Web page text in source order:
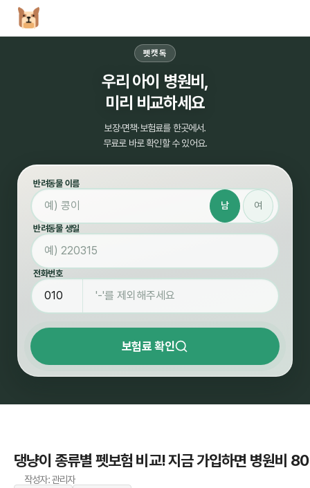
펫캣독
우리 아이 병원비,
미리 비교하세요
보장·면책·보험료를 한곳에서.
무료로 바로 확인할 수 있어요.
반려동물 이름
남 여
반려동물 생일
전화번호
보험료 확인
댕냥이 종류별 펫보험 비교! 지금 가입하면 병원비
작성자: 관리자